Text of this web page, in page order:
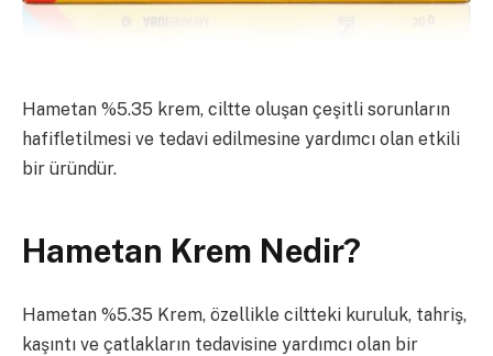
Hametan %5.35 krem, ciltte oluşan çeşitli sorunların
hafifletilmesi ve tedavi edilmesine yardımcı olan etkili
bir üründür.
Hametan Krem Nedir?
Hametan %5.35 Krem, özellikle ciltteki kuruluk, tahriş,
kaşıntı ve çatlakların tedavisine yardımcı olan bir